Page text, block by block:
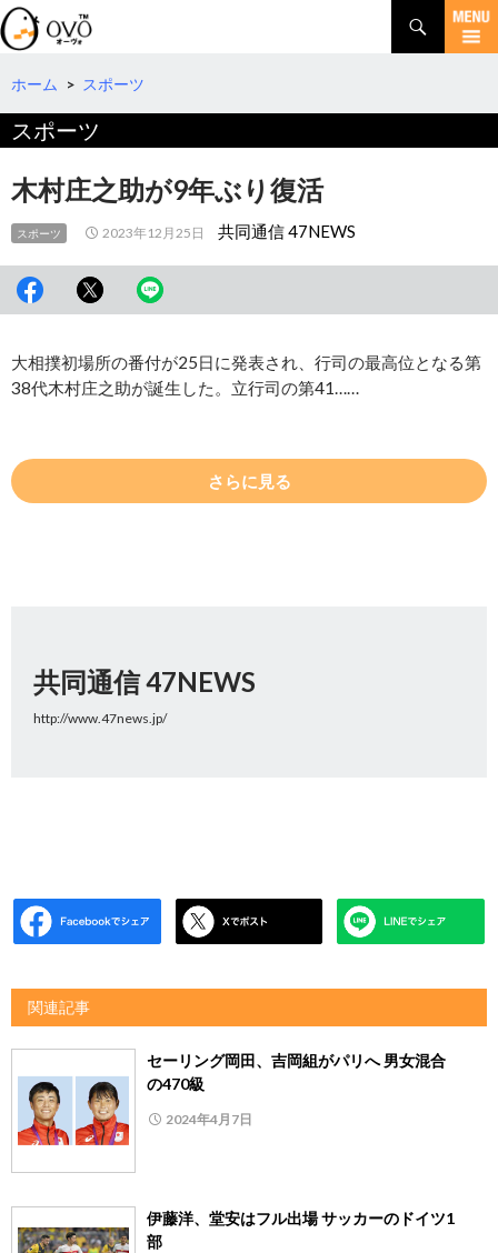
検
索
コ
テ
へ
動
ホーム > スポーツ
スポーツ
木村庄之助が9年ぶり復活
スポーツ 2023年12月25日 共同通信 47NEWS
大相撲初場所の番付が25日に発表され、行司の最高位となる第
38代木村庄之助が誕生した。立行司の第41……
さらに見る
共同通信 47NEWS
http://www.47news.jp/
関連記事
セーリング岡田、吉岡組がパリへ 男女混合
の470級
2024年4月7日
伊藤洋、堂安はフル出場 サッカーのドイツ1
部